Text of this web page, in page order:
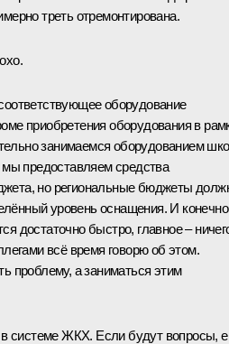
треть отремонтирована.
оборудование
приобретения оборудования в
занимаемся оборудованием
мы предоставляем средства
но региональные бюджеты
уровень оснащения. И
достаточно быстро, главное –
всё время говорю об этом.
проблему, а заниматься этим
в системе ЖКХ. Если будут вопросы,